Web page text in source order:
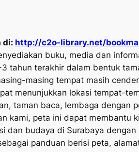
di: http://c2o-library.net/
buku, media dan
tahun terakhir dalam bentuk
masing tempat masih
menunjukkan lokasi tempat-
taman baca, lembaga dengan
kami, peta ini dapat
dan budaya di Surabaya
panduan berisi peta,